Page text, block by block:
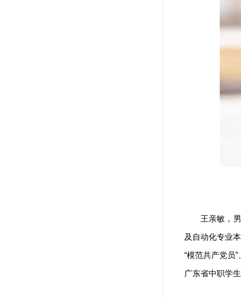
王亲敏，
及自动化专业
“模范共产党员
广东省中职学